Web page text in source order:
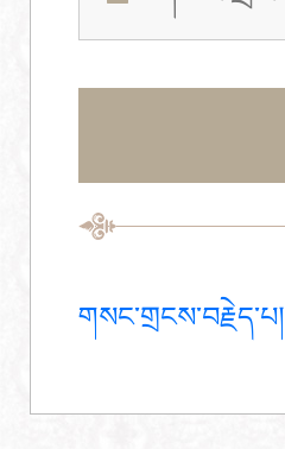
གསང་གྲངས་བརྗེད་པ།